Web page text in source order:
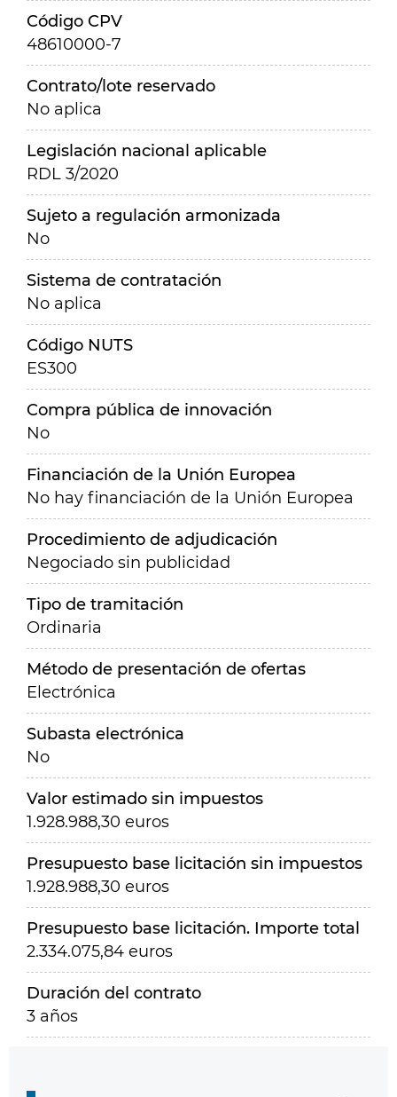
Código CPV
48610000-7
Contrato/lote reservado
No aplica
Legislación nacional aplicable
RDL 3/2020
Sujeto a regulación armonizada
No
Sistema de contratación
No aplica
Código NUTS
ES300
Compra pública de innovación
No
Financiación de la Unión Europea
No hay financiación de la Unión Europea
Procedimiento de adjudicación
Negociado sin publicidad
Tipo de tramitación
Ordinaria
Método de presentación de ofertas
Electrónica
Subasta electrónica
No
Valor estimado sin impuestos
1.928.988,30 euros
Presupuesto base licitación sin impuestos
1.928.988,30 euros
Presupuesto base licitación. Importe total
2.334.075,84 euros
Duración del contrato
3 años